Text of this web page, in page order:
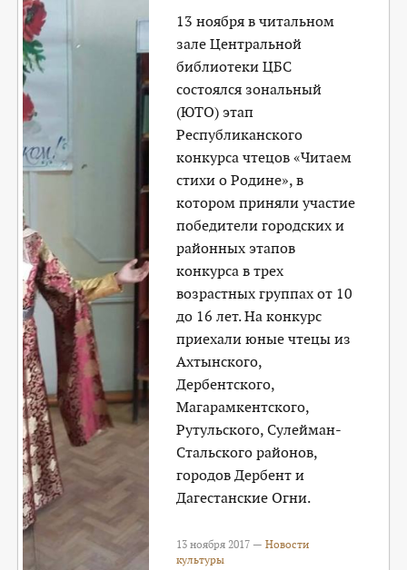
13 ноября в читальном
зале Центральной
библиотеки ЦБС
состоялся зональный
(ЮТО) этап
Республиканского
конкурса чтецов «Читаем
стихи о Родине», в
котором приняли участие
победители городских и
районных этапов
конкурса в трех
возрастных группах от 10
до 16 лет. На конкурс
приехали юные чтецы из
Ахтынского,
Дербентского,
Магарамкентского,
Рутульского, Сулейман-
Стальского районов,
городов Дербент и
Дагестанские Огни.
13 ноября 2017 —Новости
культуры